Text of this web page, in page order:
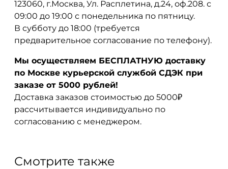
123060, г.Москва, Ул. Расплетина, д.24, оф.208. с
09:00 до 19:00 с понедельника по пятницу.
В субботу до 18:00 (требуется
предварительное согласование по телефону).
Мы осуществляем БЕСПЛАТНУЮ доставку
по Москве курьерской службой СДЭК при
заказе от 5000 рублей!
Доставка заказов стоимостью до 5000₽
рассчитывается индивидуально по
согласованию с менеджером.
Смотрите также